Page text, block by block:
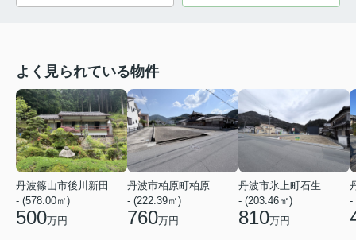
よく見られている物件
丹波篠山市後川新田
- (578.00㎡)
500万円
丹波市柏原町柏原
- (222.39㎡)
760万円
丹波市氷上町石生
- (203.46㎡)
810万円
-